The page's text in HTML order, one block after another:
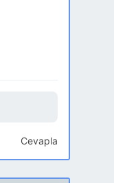
Cevapla